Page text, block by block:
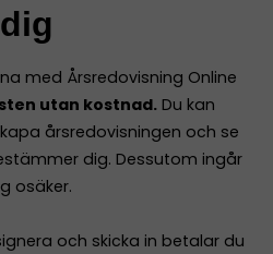
med Årsredovisning Online
utan kostnad. Du kan
årsredovisningen och se
dig. Dessutom ingår
osäker.
och skicka in betalar du